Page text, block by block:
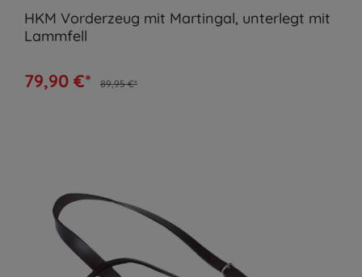
HKM Vorderzeug mit Martingal, unterlegt mit
Lammfell
79,90 €* 89,95 €*